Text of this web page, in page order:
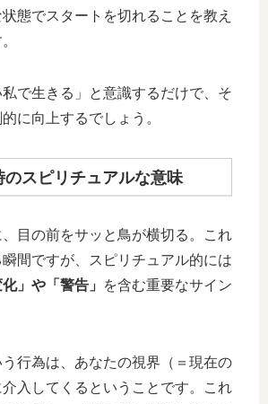
態でスタートを切れることを教え
私で生きる」と意識するだけで、そ
に向上するでしょう。
のスピリチュアルな意味
目の前をサッと鳥が横切る。これ
間ですが、スピリチュアル的には
」や「警告」
を含む重要なサイン
行為は、あなたの視界（＝現在の
入してくるということです。これ